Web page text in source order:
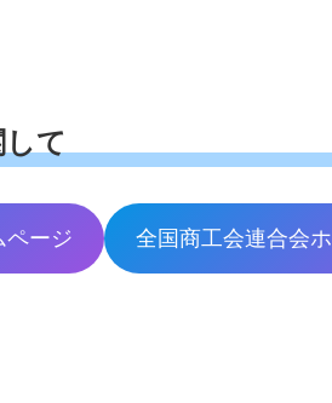
て
ページ 全国商工会連合会